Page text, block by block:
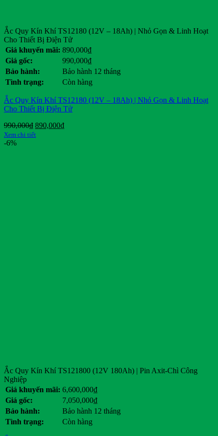
Ắc Quy Kín Khí TS12180 (12V – 18Ah) | Nhỏ Gọn & Linh Hoạt
Cho Thiết Bị Điện Tử
Giá khuyến mãi: 890,000₫
Giá gốc:
990,000₫
Bảo hành:
Bảo hành 12 tháng
Tình trạng:
Còn hàng
Ắc Quy Kín Khí TS12180 (12V – 18Ah) | Nhỏ Gọn & Linh Hoạt
Cho Thiết Bị Điện Tử
990,000₫ Giá
gốc
890,000₫Giá
Xem chi tiết
-6%
Ắc Quy Kín Khí TS121800 (12V 180Ah) | Pin Axit-Chì Công
Nghiệp
Giá khuyến mãi: 6,600,000₫
Giá gốc:
7,050,000₫
Bảo hành:
Bảo hành 12 tháng
Tình trạng:
Còn hàng